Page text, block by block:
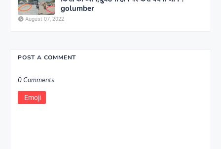
golumber
August 07, 2022
POST A COMMENT
0 Comments
Emoji